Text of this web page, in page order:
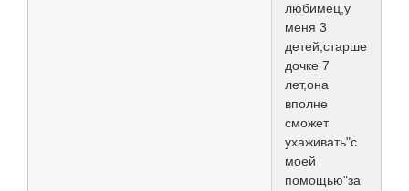
любимец,у
меня 3
детей,старшей
дочке 7
лет,она
вполне
сможет
ухаживать"с
моей
помощью"за